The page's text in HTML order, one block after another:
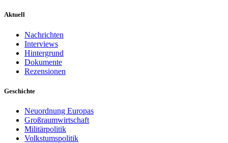
Aktuell
Nachrichten
Interviews
Hintergrund
Dokumente
Rezensionen
Geschichte
Neuordnung Europas
Großraumwirtschaft
Militärpolitik
Volkstumspolitik